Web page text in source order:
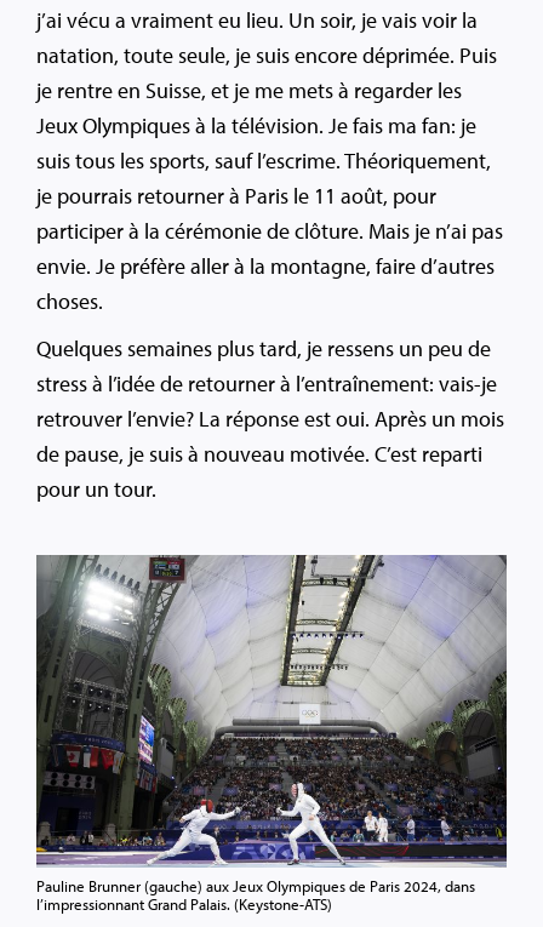
j’ai vécu a vraiment eu lieu. Un soir, je vais voir la
natation, toute seule, je suis encore déprimée. Puis
je rentre en Suisse, et je me mets à regarder les
Jeux Olympiques à la télévision. Je fais ma fan: je
suis tous les sports, sauf l’escrime. Théoriquement,
je pourrais retourner à Paris le 11 août, pour
participer à la cérémonie de clôture. Mais je n’ai pas
envie. Je préfère aller à la montagne, faire d’autres
choses.
Quelques semaines plus tard, je ressens un peu de
stress à l’idée de retourner à l’entraînement: vais-je
retrouver l’envie? La réponse est oui. Après un mois
de pause, je suis à nouveau motivée. C’est reparti
pour un tour.
Pauline Brunner (gauche) aux Jeux Olympiques de Paris 2024, dans
l’impressionnant Grand Palais. (Keystone-ATS)